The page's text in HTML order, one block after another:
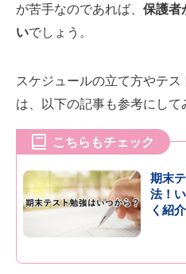
が苦手なのであれば、 保護者
いでしょう。
スケジュールの立て方やテ
は、以下の記事も参考にして
こちらもチェック
期末
法！
く紹介